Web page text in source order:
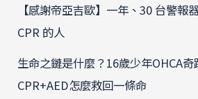
【感謝帝亞吉歐】一年、30 台警報
CPR 的人
生命之鏈是什麼？16歲少年OHCA
CPR+AED怎麼救回一條命